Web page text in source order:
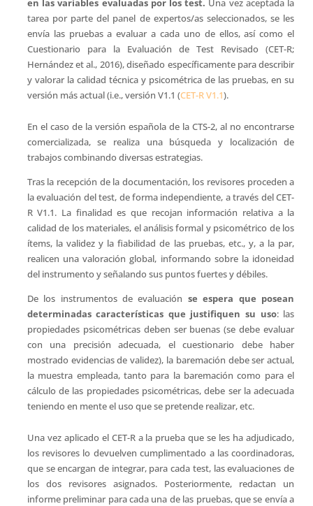
en las variables evaluadas por los test. Una vez aceptada la
tarea por parte del panel de expertos/as seleccionados, se les
envía las pruebas a evaluar a cada uno de ellos, así como el
Cuestionario para la Evaluación de Test Revisado (CET-R;
Hernández et al., 2016), diseñado específicamente para describir
y valorar la calidad técnica y psicométrica de las pruebas, en su
versión más actual (i.e., versión V1.1 (CET-R V1.1).
En el caso de la versión española de la CTS-2, al no encontrarse
comercializada, se realiza una búsqueda y localización de
trabajos combinando diversas estrategias.
Tras la recepción de la documentación, los revisores proceden a
la evaluación del test, de forma independiente, a través del CET-
R V1.1. La finalidad es que recojan información relativa a la
calidad de los materiales, el análisis formal y psicométrico de los
ítems, la validez y la fiabilidad de las pruebas, etc., y, a la par,
realicen una valoración global, informando sobre la idoneidad
del instrumento y señalando sus puntos fuertes y débiles.
De los instrumentos de evaluación se espera que posean
determinadas características que justifiquen su uso: las
propiedades psicométricas deben ser buenas (se debe evaluar
con una precisión adecuada, el cuestionario debe haber
mostrado evidencias de validez), la baremación debe ser actual,
la muestra empleada, tanto para la baremación como para el
cálculo de las propiedades psicométricas, debe ser la adecuada
teniendo en mente el uso que se pretende realizar, etc.
Una vez aplicado el CET-R a la prueba que se les ha adjudicado,
los revisores lo devuelven cumplimentado a las coordinadoras,
que se encargan de integrar, para cada test, las evaluaciones de
los dos revisores asignados. Posteriormente, redactan un
informe preliminar para cada una de las pruebas, que se envía a